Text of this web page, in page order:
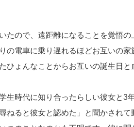
たので、遠距離になることを覚悟
の電車に乗り遅れるほどお互いの
ひょんなことからお互いの誕生日
生時代に知り合ったらしい彼女と3
ねると彼女と認めた」と聞かされ